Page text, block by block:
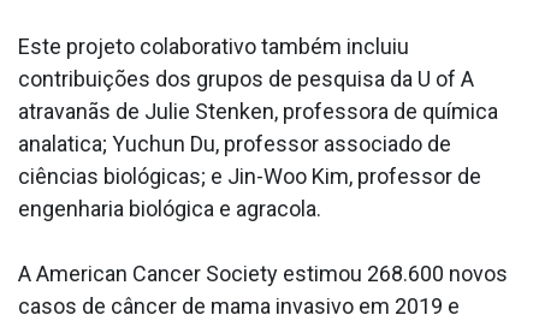
Este projeto colaborativo também incluiu
contribuições dos grupos de pesquisa da U of A
atravanãs de Julie Stenken, professora de química
anala­tica; Yuchun Du, professor associado de
ciências biológicas; e Jin-Woo Kim, professor de
engenharia biológica e agra­cola.
A American Cancer Society estimou 268.600 novos
casos de câncer de mama invasivo em 2019 e